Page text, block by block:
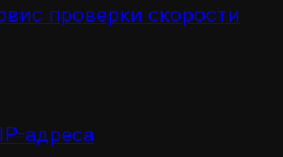
проверки скорости
адреса